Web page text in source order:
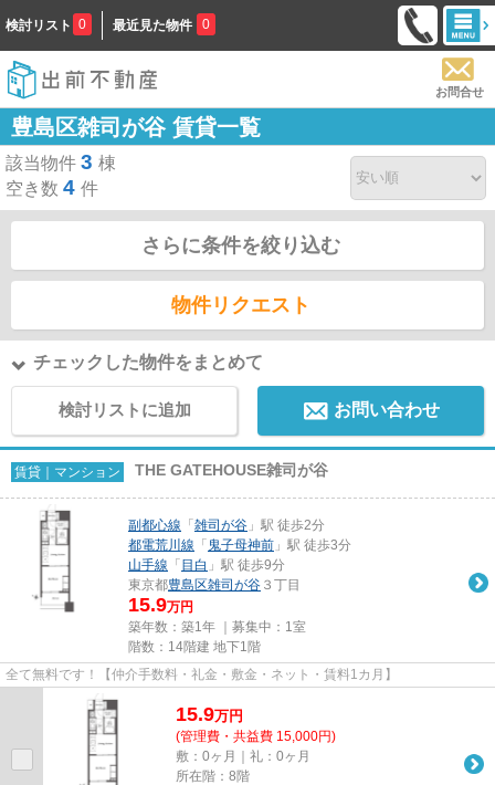
検討リスト 0 最近見た物件 0
お問合せ
豊島区雑司が谷 賃貸一覧
該当物件 3 棟
空き数 4 件
さらに条件を絞り込む
物件リクエスト
チェックした物件をまとめて
検討リストに追加 お問い合わせ
賃貸｜マンション THE GATEHOUSE雑司が谷
副都心線 「 雑司が谷 」駅 徒歩2分
都電荒川線 「 鬼子母神前 」駅 徒歩3分
山手線 「 目白 」駅 徒歩9分
東京都豊島区雑司が谷 ３丁目
15.9万円
築年数：築1年 ｜募集中： 1室
階数：14階建 地下1階
全て無料です！【仲介手数料・礼金・敷金・ネット・賃料1カ月】
15.9万円
(管理費・共益費 15,000円)
敷：0ヶ月｜礼：0ヶ月
所在階：8階